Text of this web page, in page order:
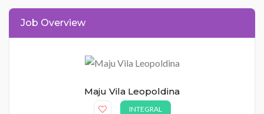
Job Overview
Maju Vila Leopoldina
INTEGRAL